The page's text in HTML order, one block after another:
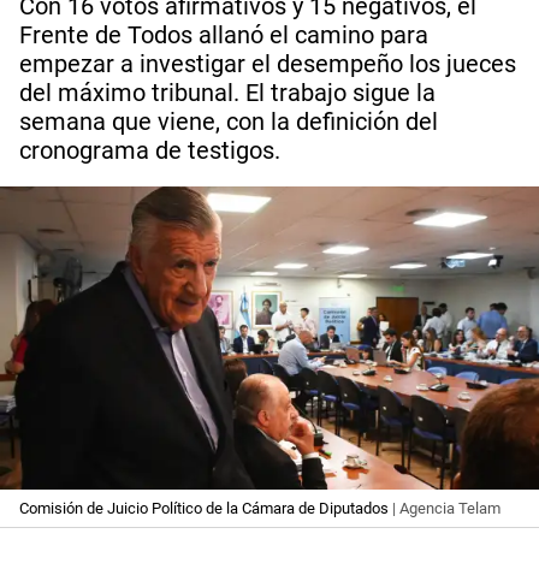
Con 16 votos afirmativos y 15 negativos, el
Frente de Todos allanó el camino para
empezar a investigar el desempeño los jueces
del máximo tribunal. El trabajo sigue la
semana que viene, con la definición del
cronograma de testigos.
Comisión de Juicio Político de la Cámara de Diputados | Agencia Telam